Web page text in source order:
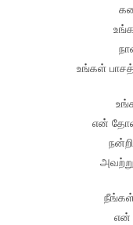
உங்கள்
என்
என்